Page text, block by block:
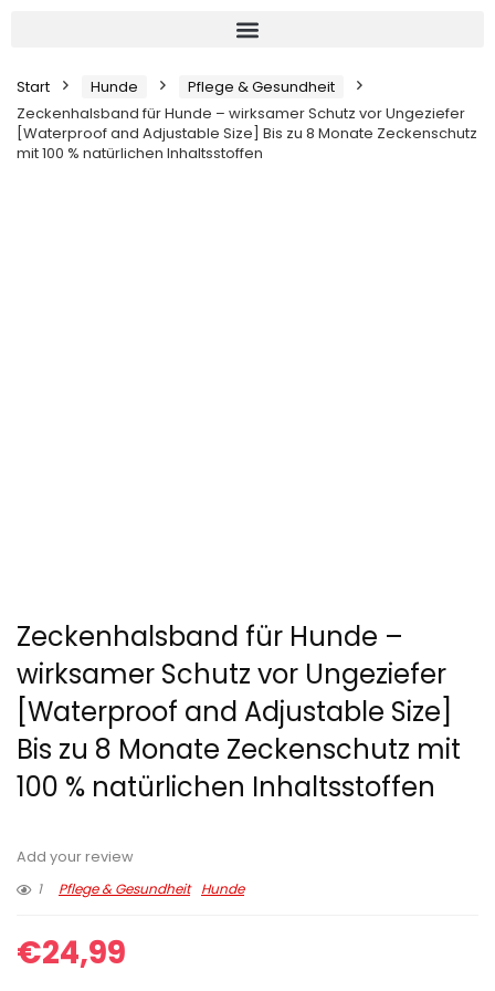
Start Hunde
Pflege & Gesundheit
Zeckenhalsband für Hunde – wirksamer Schutz vor Ungeziefer
[Waterproof and Adjustable Size] Bis zu 8 Monate Zeckenschutz
mit 100 % natürlichen Inhaltsstoffen
Zeckenhalsband für Hunde –
wirksamer Schutz vor Ungeziefer
[Waterproof and Adjustable Size]
Bis zu 8 Monate Zeckenschutz mit
100 % natürlichen Inhaltsstoffen
Add your review
1
Pflege & Gesundheit Hunde
€24,99